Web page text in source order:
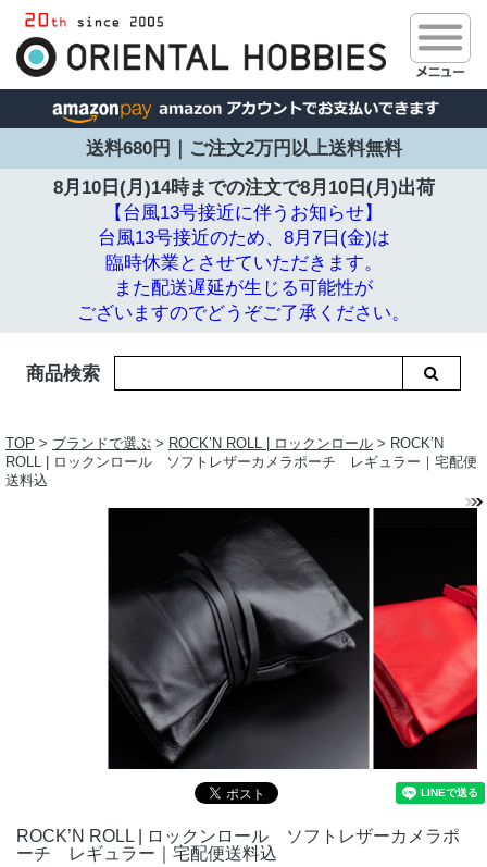
送料680円｜ご注文2万円以上送料無料
8月10日(月)14時までの注文で8月10日(月)出荷
【台風13号接近に伴うお知らせ】
台風13号接近のため、8月7日(金)は
臨時休業とさせていただきます。
また配送遅延が生じる可能性が
ございますのでどうぞご了承ください。
商品検索
TOP > ブランドで選ぶ > ROCK’N ROLL | ロックンロール > ROCK’N
ROLL | ロックンロール ソフトレザーカメラポーチ レギュラー｜宅配便
送料込
ROCK’N ROLL | ロックンロール ソフトレザーカメラポ
ーチ レギュラー｜宅配便送料込